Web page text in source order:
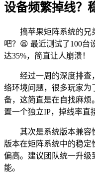
设备频繁掉线？
搞苹果矩阵系统的兄
吧？😫 最近测试了100台
达35%，简直让人崩溃！
经过一周的深度排查
络环境问题，很多玩家为
备，这简直是在自找麻烦
置一个独立IP，掉线率直
其次是系统版本兼容
版本在矩阵系统中的稳定
偏高。建议团队统一升级
能。